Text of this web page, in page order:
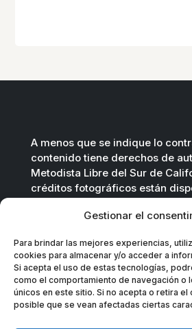
Gestionar el
Para brindar las mejores experiencias,
cookies para almacenar y/o acceder a
Si acepta el uso de estas tecnologías,
como el comportamiento de navegación o
únicos en este sitio. Si no acepta o retira el
posible que se vean afectadas ciertas
A menos que se indique lo
contenido tiene derechos de
Metodista Libre del Sur de
créditos fotográficos están
Contáctenos por correo